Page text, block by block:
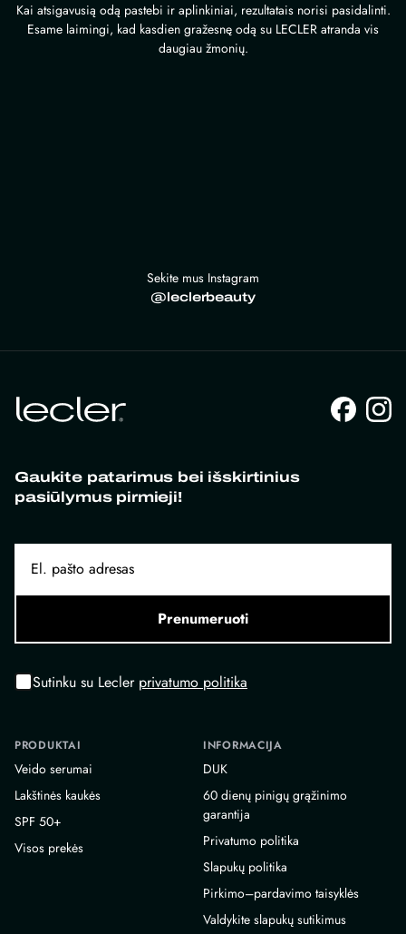
Kai atsigavusią odą pastebi ir aplinkiniai, rezultatais norisi pasidalinti.
Esame laimingi, kad kasdien gražesnę odą su LECLER atranda vis
daugiau žmonių.
Sekite mus Instagram
@leclerbeauty
Gaukite patarimus bei išskirtinius
pasiūlymus pirmieji!
Prenumeruoti
Sutinku su Lecler privatumo politika
PRODUKTAI
Veido serumai
Lakštinės kaukės
SPF 50+
Visos prekės
INFORMACIJA
DUK
60 dienų pinigų grąžinimo
garantija
Privatumo politika
Slapukų politika
Pirkimo–pardavimo taisyklės
Valdykite slapukų sutikimus